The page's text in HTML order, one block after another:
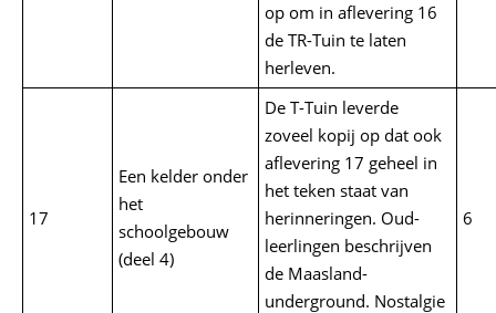
op om in aflevering 16
de TR-Tuin te laten
herleven.
17
Een kelder onder
het
schoolgebouw
(deel 4)
De T-Tuin leverde
zoveel kopij op dat ook
aflevering 17 geheel in
het teken staat van
herinneringen. Oud-
leerlingen beschrijven
de Maasland-
underground. Nostalgie
6